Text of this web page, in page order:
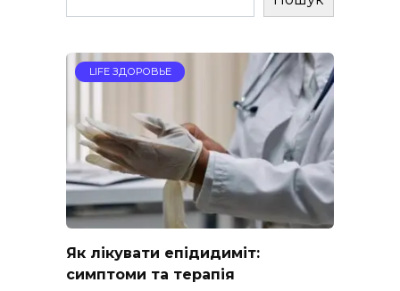
LIFE ЗДОРОВЬЕ
Як лікувати епідидиміт:
симптоми та терапія